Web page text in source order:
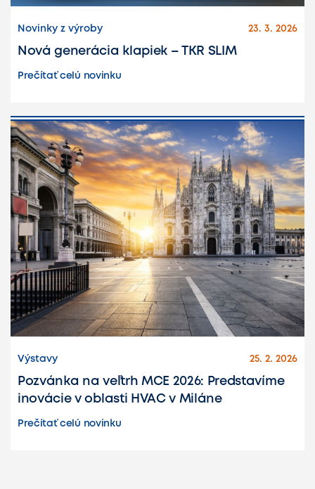
Novinky z výroby 23. 3. 2026
Nová generácia klapiek – TKR SLIM
Prečítať celú novinku
Výstavy 25. 2. 2026
Pozvánka na veľtrh MCE 2026: Predstavíme
inovácie v oblasti HVAC v Miláne
Prečítať celú novinku